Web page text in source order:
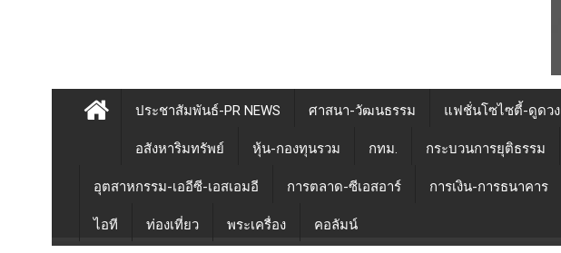
ประชาสัมพันธ์-PR NEWS ศาสนา-วัฒนธรรม แฟชั่นโซไซตี้-ดูดวง
อสังหาริมทรัพย์ หุ้น-กองทุนรวม กทม. กระบวนการยุติธรรม
อุตสาหกรรม-เออีซี-เอสเอมอี การตลาด-ซีเอสอาร์ การเงิน-การธนาคาร
ไอที ท่องเที่ยว พระเครื่อง คอลัมน์